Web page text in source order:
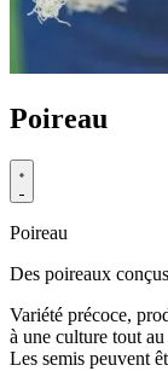
Poireau
Poireau
Des poireaux
Variété précoce,
à une culture tout
Les semis peuvent